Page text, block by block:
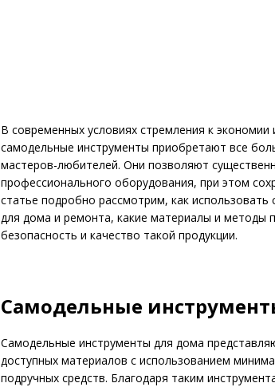
В современных условиях стремления к
самодельные инструменты приобретают все
мастеров-любителей. Они позволяют
профессионального оборудования, при этом
статье подробно рассмотрим, как
для дома и ремонта, какие материалы и методы
безопасность и качество такой продукции.
Самодельные
Самодельные инструменты для дома
доступных материалов с использованием
подручных средств. Благодаря таким